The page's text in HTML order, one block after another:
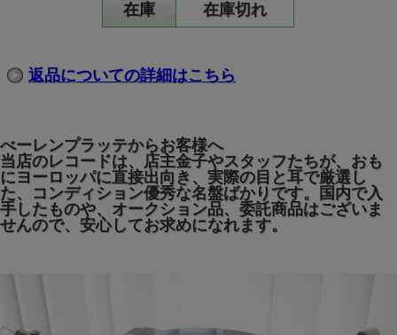
在庫 在庫切れ
返品についての詳細はこちら
べーレンプラッテからお客様へ
当店のレコードは、店主金子やスタッフたちが、おも
にヨーロッパに直接出向き、実際の目と耳で厳選し
た、コンディション優秀な名盤ばかりです。国内で入
手したものや、オークション品、委託商品はございま
せんので、安心してお求めになれます。